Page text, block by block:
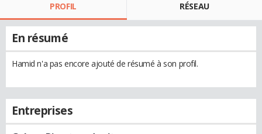
PROFIL RÉSEAU
En résumé
Hamid n'a pas encore ajouté de résumé à son profil.
Entreprises